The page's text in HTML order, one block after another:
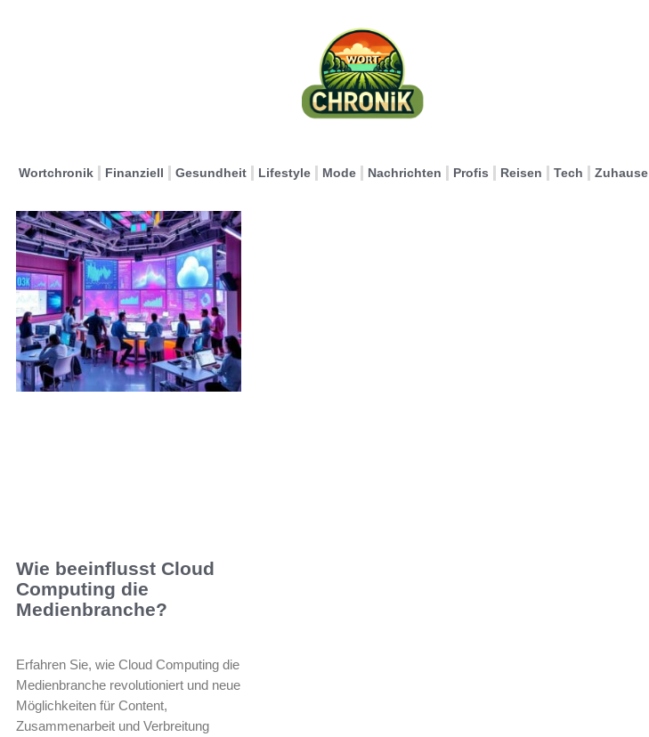
Wortchronik Finanziell Gesundheit Lifestyle Mode Nachrichten Profis Reisen Tech Zuhause
Wie beeinflusst Cloud
Computing die
Medienbranche?
Erfahren Sie, wie Cloud Computing die
Medienbranche revolutioniert und neue
Möglichkeiten für Content,
Zusammenarbeit und Verbreitung